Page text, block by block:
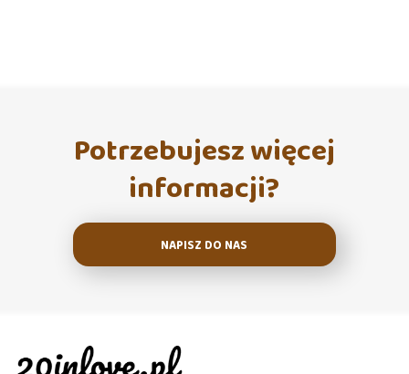
Potrzebujesz więcej
informacji?
NAPISZ DO NAS